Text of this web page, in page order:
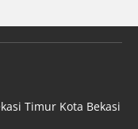
Timur Kota Bekasi